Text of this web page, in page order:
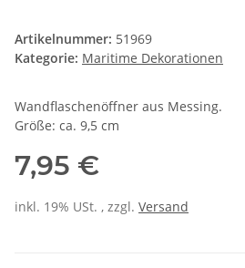
Artikelnummer: 51969
Kategorie: Maritime Dekorationen
Wandflaschenöffner aus Messing.
Größe: ca. 9,5 cm
7,95 €
inkl. 19% USt. , zzgl. Versand